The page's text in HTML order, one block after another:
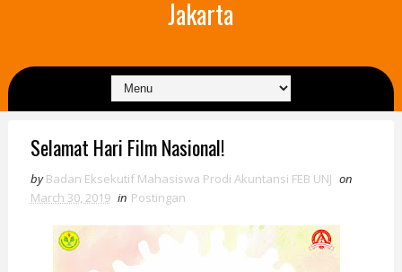
Jakarta
Selamat Hari Film Nasional!
by Badan Eksekutif Mahasiswa Prodi Akuntansi FEB UNJ on
March 30, 2019 in Postingan